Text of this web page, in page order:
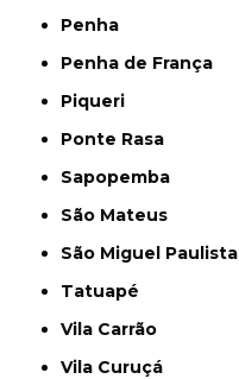
Penha
Penha de França
Piqueri
Ponte Rasa
Sapopemba
São Mateus
São Miguel Paulista
Tatuapé
Vila Carrão
Vila Curuçá